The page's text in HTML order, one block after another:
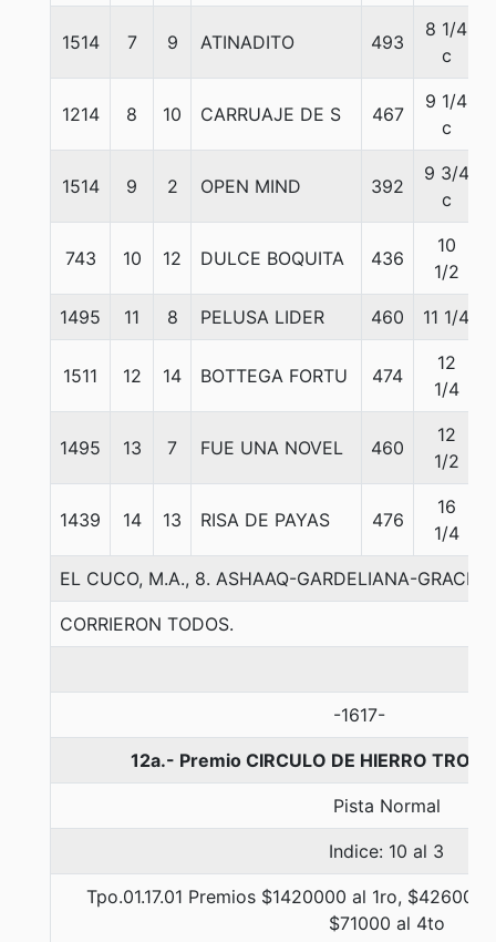
1514 7 9 ATINADITO 493
8 1/4
c
1214 8 10 CARRUAJE DE S 467
9 1/4
c
1514 9 2 OPEN MIND 392
9 3/4
c
743 10 12 DULCE BOQUITA 436
10
1/2
1495 11 8 PELUSA LIDER 460 11 1/4
1511 12 14 BOTTEGA FORTU 474
12
1/4
1495 13 7 FUE UNA NOVEL 460
12
1/2
1439 14 13 RISA DE PAYAS 476
16
1/4
EL CUCO, M.A., 8. ASHAAQ-GARDELIANA-
CORRIERON TODOS.
-1617-
12a.- Premio CIRCULO DE HIERRO
Pista Normal
Indice: 10 al 3
Tpo.01.17.01 Premios $1420000 al 1ro,
$71000 al 4to